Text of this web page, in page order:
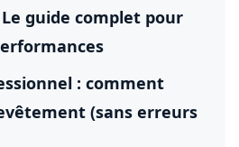
guide complet pour
: comment
(sans erreurs